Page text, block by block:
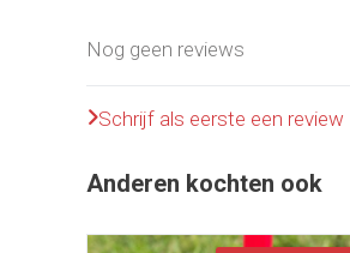
Nog geen reviews
Schrijf als eerste een review
Anderen kochten ook